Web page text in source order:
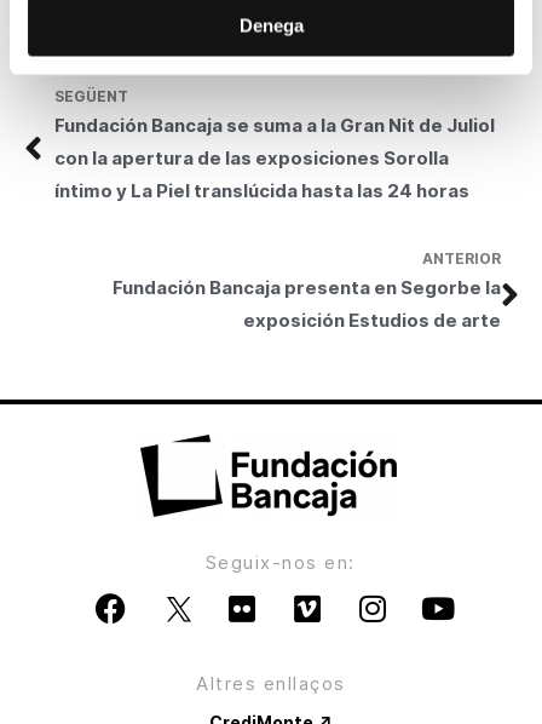
Denega
www.europapress.es
ANTERIOR
Fundación Bancaja presenta en Segorbe la
exposición Estudios de arte
SEGÜENT
Fundación Bancaja se suma a la Gran Nit de Juliol
con la apertura de las exposiciones Sorolla
íntimo y La Piel translúcida hasta las 24 horas
Seguix-nos en:
Altres enllaços